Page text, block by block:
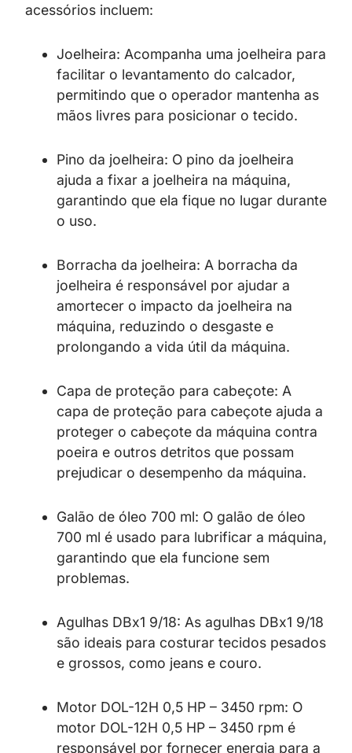
acessórios incluem:
Joelheira: Acompanha uma joelheira para
facilitar o levantamento do calcador,
permitindo que o operador mantenha as
mãos livres para posicionar o tecido.
Pino da joelheira: O pino da joelheira
ajuda a fixar a joelheira na máquina,
garantindo que ela fique no lugar durante
o uso.
Borracha da joelheira: A borracha da
joelheira é responsável por ajudar a
amortecer o impacto da joelheira na
máquina, reduzindo o desgaste e
prolongando a vida útil da máquina.
Capa de proteção para cabeçote: A
capa de proteção para cabeçote ajuda a
proteger o cabeçote da máquina contra
poeira e outros detritos que possam
prejudicar o desempenho da máquina.
Galão de óleo 700 ml: O galão de óleo
700 ml é usado para lubrificar a máquina,
garantindo que ela funcione sem
problemas.
Agulhas DBx1 9/18: As agulhas DBx1 9/18
são ideais para costurar tecidos pesados
e grossos, como jeans e couro.
Motor DOL-12H 0,5 HP – 3450 rpm: O
motor DOL-12H 0,5 HP – 3450 rpm é
responsável por fornecer energia para a